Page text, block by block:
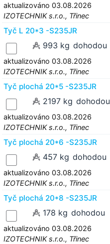
aktualizováno 03.08.2026
IZOTECHNIK s.r.o., Třinec
Tyč L 20*3 -S235JR
993 kg dohodou
aktualizováno 03.08.2026
IZOTECHNIK s.r.o., Třinec
Tyč plochá 20*5 -S235JR
2197 kg dohodou
aktualizováno 03.08.2026
IZOTECHNIK s.r.o., Třinec
Tyč plochá 20*6 -S235JR
457 kg dohodou
aktualizováno 03.08.2026
IZOTECHNIK s.r.o., Třinec
Tyč plochá 20*8 -S235JR
178 kg dohodou
aktualizováno 03.08.2026
IZOTECHNIK s.r.o., Třinec